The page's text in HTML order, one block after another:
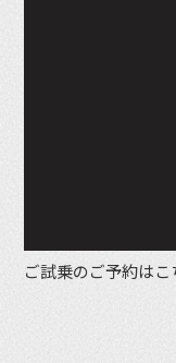
ご試乗のご予約はこ